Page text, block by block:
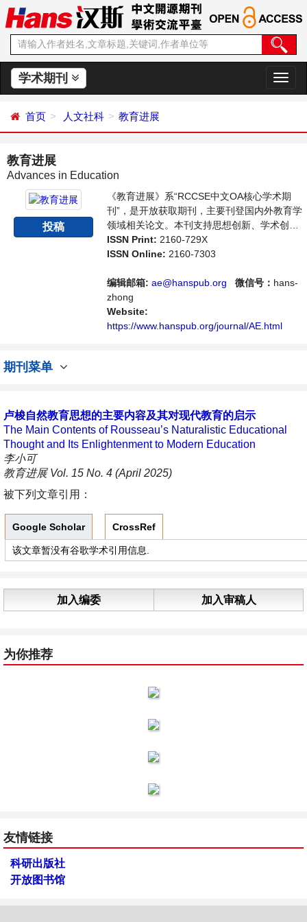
学术期刊
切
换
首页 人文社科 教育进展
教育进展
Advances in Education
投稿
《教育进展》系“RCCSE中文OA核心学术期
刊”，是开放获取期刊，主要刊登国内外教育学
领域相关论文。本刊支持思想创新、学术创
新，倡导科学，繁荣学术，集学术性、思想性
为一体，旨在给世界范围内的科学家、学者、
域内不同方向问题与发展的交流平台。
ISSN Print: 2160-729X
ISSN Online: 2160-7303
编辑邮箱: ae@hanspub.org 微信号： hans-
zhong
Website:
https://www.hanspub.org/journal/AE.html
期刊菜单
卢梭自然教育思想的主要内容及其对现代教育的启示
The Main Contents of Rousseau’s Naturalistic Educational
Thought and Its Enlightenment to Modern Education
李小可
教育进展 Vol. 15 No. 4 (April 2025)
被下列文章引用：
Google Scholar CrossRef
该文章暂没有谷歌学术引用信息.
加入编委 加入审稿人
为你推荐
友情链接
科研出版社
开放图书馆